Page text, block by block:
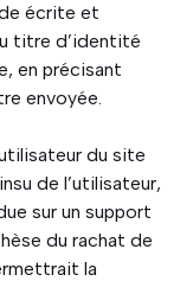
écrite et
titre d’identité
en précisant
envoyée.
du site
de l’utilisateur,
sur un support
du rachat de
la